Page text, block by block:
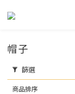
帽子
篩選
商品排序